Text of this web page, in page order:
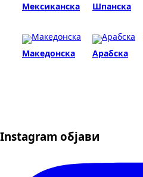
Мексиканска Шпанска
Македонска Арабска
Instagram објави